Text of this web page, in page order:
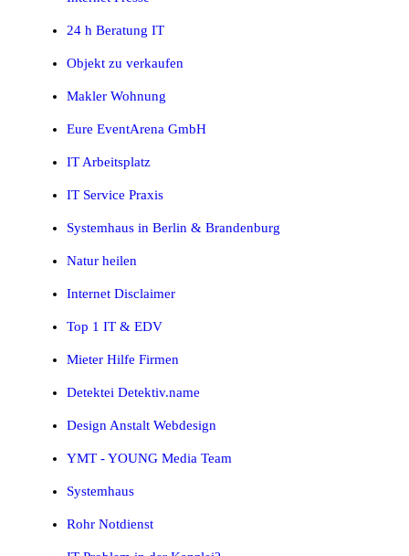
24 h Beratung IT
Objekt zu verkaufen
Makler Wohnung
Eure EventArena GmbH
IT Arbeitsplatz
IT Service Praxis
Systemhaus in Berlin & Brandenburg
Natur heilen
Internet Disclaimer
Top 1 IT & EDV
Mieter Hilfe Firmen
Detektei Detektiv.name
Design Anstalt Webdesign
YMT - YOUNG Media Team
Systemhaus
Rohr Notdienst